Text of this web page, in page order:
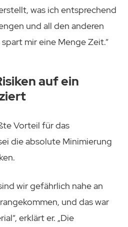
was ich entsprechend
und all den anderen
mir eine Menge Zeit.“
auf ein
Vorteil für das
die absolute Minimierung
wir gefährlich nahe an
und das war
erklärt er. „Die